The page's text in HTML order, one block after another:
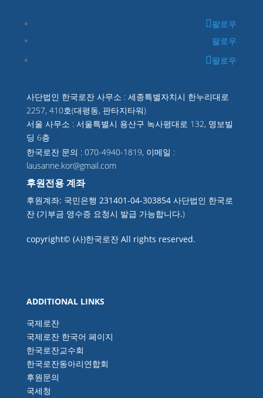
팔로우
팔로우
팔로우
사단법인 한국로잔 사무소 : 세종특별자치시 한누리대로
2257, 410호(대평동, 판타지타워)
서울 사무소 : 서울특별시 용산구 녹사평대로 132, 명보빌
딩 6층
한국로잔 문의 : 070-4940-1819, 이메일 :
lausanne.kor@gmail.com
후원전용 계좌
후원계좌: 국민은행 231401-04-303854 사단법인 한국로
잔 (기부금 영수증 요청시 발급 가능합니다.)
copyright© (사)한국로잔 All rights reserved.
ADDITIONAL LINKS
국제로잔
국제로잔 한국어 페이지
한국로잔교수회
한국로잔동아리연합회
후원문의
국세청